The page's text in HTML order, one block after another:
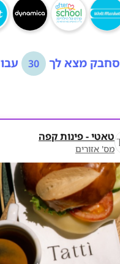
סחבק מצא לך 30
טאטי - פינות קפה
מס' אזורים